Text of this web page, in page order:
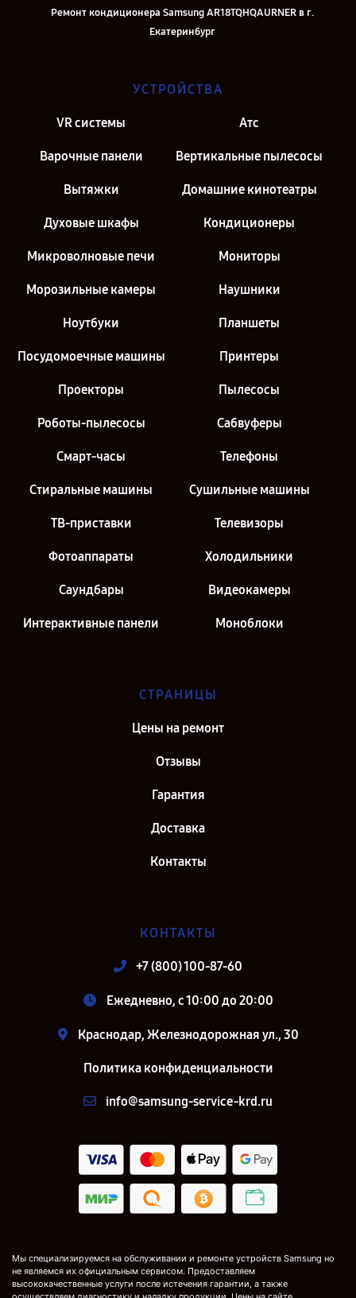
Ремонт кондиционера Samsung AR18TQHQAURNER в г.
Екатеринбург
Ремонт кондиционера Samsung AR18TQHQAURNER в г. Москва
УСТРОЙСТВА
VR системы Атс
Варочные панели Вертикальные пылесосы
Вытяжки Домашние кинотеатры
Духовые шкафы Кондиционеры
Микроволновые печи Мониторы
Морозильные камеры Наушники
Ноутбуки Планшеты
Посудомоечные машины Принтеры
Проекторы Пылесосы
Роботы-пылесосы Сабвуферы
Смарт-часы Телефоны
Стиральные машины Сушильные машины
ТВ-приставки Телевизоры
Фотоаппараты Холодильники
Саундбары Видеокамеры
Интерактивные панели Моноблоки
СТРАНИЦЫ
Цены на ремонт
Отзывы
Гарантия
Доставка
Контакты
КОНТАКТЫ
+7 (800) 100-87-60
Ежедневно, с 10:00 до 20:00
Краснодар, Железнодорожная ул., 30
Политика конфиденциальности
info@samsung-service-krd.ru
Мы специализируемся на обслуживании и ремонте устройств Samsung но
не являемся их официальным сервисом. Предоставляем
высококачественные услуги после истечения гарантии, а также